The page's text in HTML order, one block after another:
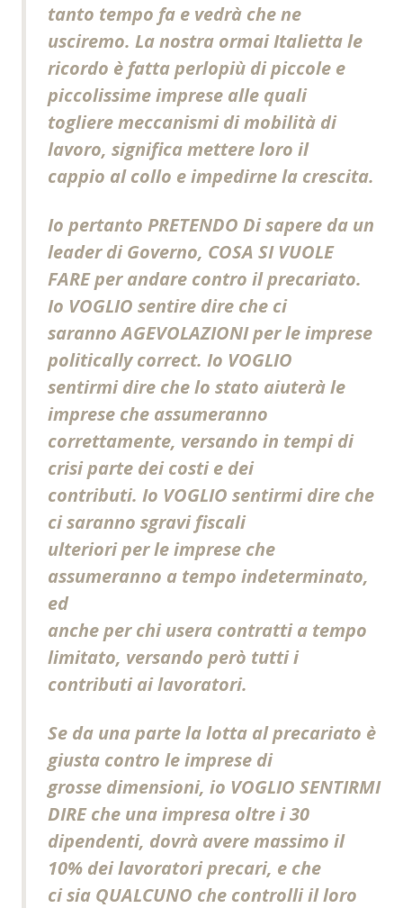
tanto tempo fa e vedrà che ne
usciremo. La nostra ormai Italietta le
ricordo è fatta perlopiù di piccole e
piccolissime imprese alle quali
togliere meccanismi di mobilità di
lavoro, significa mettere loro il
cappio al collo e impedirne la crescita.
Io pertanto PRETENDO Di sapere da un
leader di Governo, COSA SI VUOLE
FARE per andare contro il precariato.
Io VOGLIO sentire dire che ci
saranno AGEVOLAZIONI per le imprese
politically correct. Io VOGLIO
sentirmi dire che lo stato aiuterà le
imprese che assumeranno
correttamente, versando in tempi di
crisi parte dei costi e dei
contributi. Io VOGLIO sentirmi dire che
ci saranno sgravi fiscali
ulteriori per le imprese che
assumeranno a tempo indeterminato,
ed
anche per chi usera contratti a tempo
limitato, versando però tutti i
contributi ai lavoratori.
Se da una parte la lotta al precariato è
giusta contro le imprese di
grosse dimensioni, io VOGLIO SENTIRMI
DIRE che una impresa oltre i 30
dipendenti, dovrà avere massimo il
10% dei lavoratori precari, e che
ci sia QUALCUNO che controlli il loro